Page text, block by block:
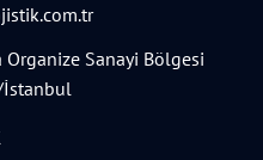
Sanayi Bölgesi